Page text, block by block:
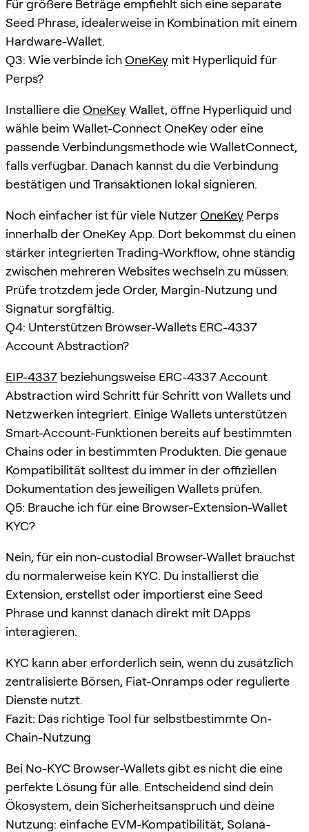
Für größere Beträge empfiehlt sich eine separate
Seed Phrase, idealerweise in Kombination mit einem
Hardware-Wallet.
Q3: Wie verbinde ichOneKey mit Hyperliquid für
Perps?
Installiere dieOneKeyWallet, öffne Hyperliquid und
wähle beim Wallet-Connect OneKey oder eine
passende Verbindungsmethode wie WalletConnect,
falls verfügbar. Danach kannst du die Verbindung
bestätigen und Transaktionen lokal signieren.
Noch einfacher ist für viele NutzerOneKey Perps
innerhalb der OneKey App. Dort bekommst du einen
stärker integrierten Trading-Workflow, ohne ständig
zwischen mehreren Websites wechseln zu müssen.
Prüfe trotzdem jede Order, Margin-Nutzung und
Signatur sorgfältig.
Q4: Unterstützen Browser-Wallets ERC-4337
Account Abstraction?
EIP-4337 beziehungsweise ERC-4337 Account
Abstraction wird Schritt für Schritt von Wallets und
Netzwerken integriert. Einige Wallets unterstützen
Smart-Account-Funktionen bereits auf bestimmten
Chains oder in bestimmten Produkten. Die genaue
Kompatibilität solltest du immer in der offiziellen
Dokumentation des jeweiligen Wallets prüfen.
Q5: Brauche ich für eine Browser-Extension-Wallet
KYC?
Nein, für ein non-custodial Browser-Wallet brauchst
du normalerweise kein KYC. Du installierst die
Extension, erstellst oder importierst eine Seed
Phrase und kannst danach direkt mit DApps
interagieren.
KYC kann aber erforderlich sein, wenn du zusätzlich
zentralisierte Börsen, Fiat-Onramps oder regulierte
Dienste nutzt.
Fazit: Das richtige Tool für selbstbestimmte On-
Chain-Nutzung
Bei No-KYC Browser-Wallets gibt es nicht die eine
perfekte Lösung für alle. Entscheidend sind dein
Ökosystem, dein Sicherheitsanspruch und deine
Nutzung: einfache EVM-Kompatibilität, Solana-